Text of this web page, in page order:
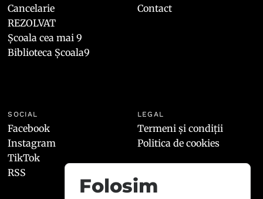
Cancelarie
REZOLVAT
Școala cea mai 9
Biblioteca Școala9
Contact
SOCIAL
Facebook
Instagram
TikTok
RSS
LEGAL
Termeni și condiții
Politica de cookies
Folosim